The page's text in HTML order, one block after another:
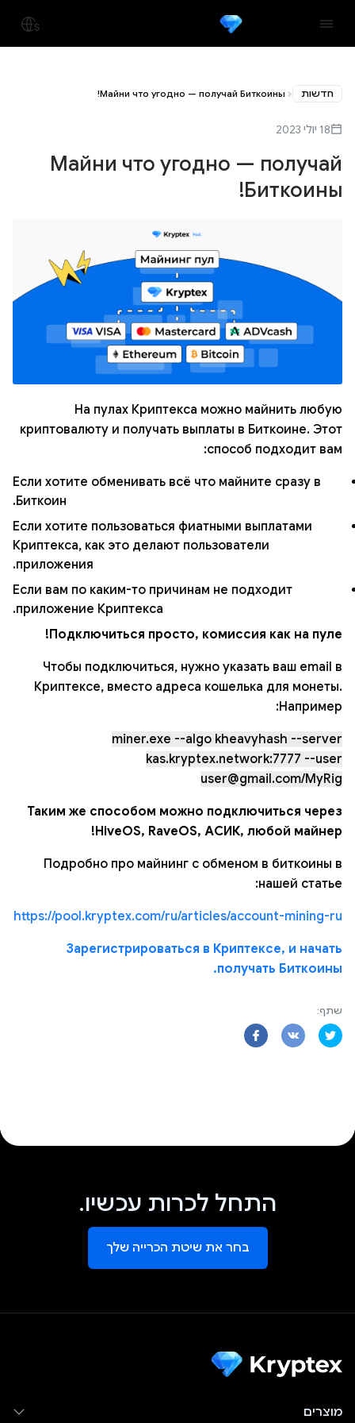
חדשות Майни что угодно — получай Биткоины!
18 יולי 2023
Майни что угодно — получай
Биткоины!
На пулах Криптекса можно майнить любую
криптовалюту и получать выплаты в Биткоине. Этот
способ подходит вам:
Если хотите обменивать всё что майните сразу в
Биткоин.
Если хотите пользоваться фиатными выплатами
Криптекса, как это делают пользователи
приложения.
Если вам по каким-то причинам не подходит
приложение Криптекса.
Подключиться просто, комиссия как на пуле!
Чтобы подключиться, нужно указать ваш email в
Криптексе, вместо адреса кошелька для монеты.
Например:
miner.exe --algo kheavyhash --server
kas.kryptex.network:7777 --user
user@gmail.com/MyRig
Таким же способом можно подключиться через
HiveOS, RaveOS, АСИК, любой майнер!
Подробно про майнинг с обменом в биткоины в
нашей статье:
https://pool.kryptex.com/ru/articles/account-mining-ru
Зарегистрироваться в Криптексе, и начать
получать Биткоины.
שתף:
התחל לכרות עכשיו.
בחר את שיטת הכרייה שלך
מוצרים